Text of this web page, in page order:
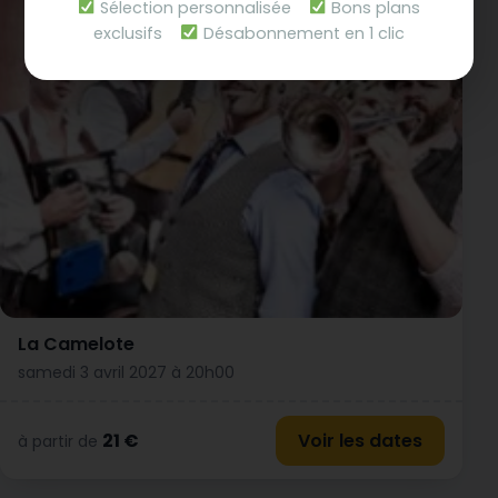
La Camelote
samedi 3 avril 2027 à 20h00
à partir de 21 € Voir les dates
Sélection personnalisée
Bons plans
exclusifs
Désabonnement en 1 clic